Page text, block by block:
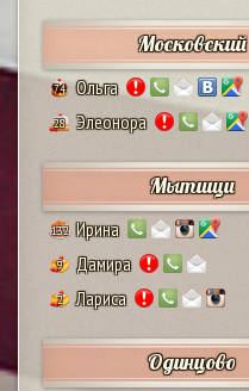
Московский
74 Ольга
28 Элеонора
Мытищи
132 Ирина
9 Дамира
2 Лариса
Одинцово